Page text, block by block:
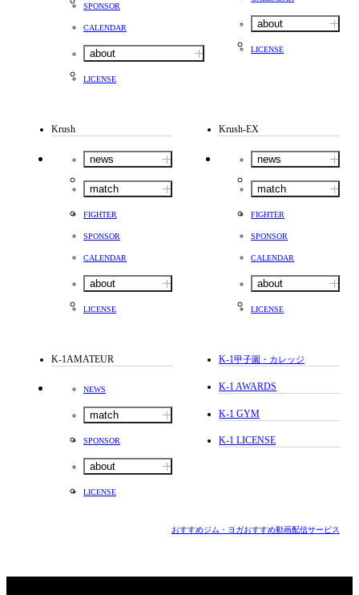
SPONSOR
CALENDAR
about
LICENSE
about
LICENSE
Krush
news
match
FIGHTER
SPONSOR
CALENDAR
about
LICENSE
Krush-EX
news
match
FIGHTER
SPONSOR
CALENDAR
about
LICENSE
K-1AMATEUR
NEWS
match
SPONSOR
about
LICENSE
K-1甲子園・カレッジ
K-1 AWARDS
K-1 GYM
K-1 LICENSE
おすすめジム・ヨガおすすめ動画配信サービス